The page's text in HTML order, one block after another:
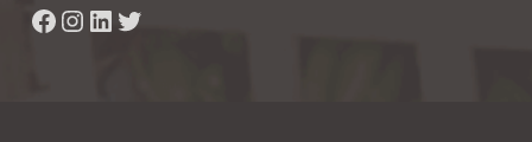
Facebook
Instagram
LinkedIn
Twitter